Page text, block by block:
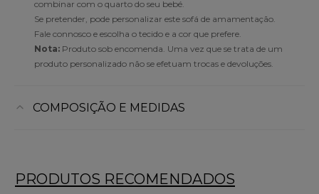
combinar com o quarto do seu bebé.
Se pretender, pode personalizar este sofá de amamentação.
Fale connosco e escolha o tecido e a cor que prefere.
Nota: Produto sob encomenda. Uma vez que se trata de um
produto personalizado não se efetuam trocas e devoluções.
COMPOSIÇÃO E MEDIDAS
PRODUTOS RECOMENDADOS